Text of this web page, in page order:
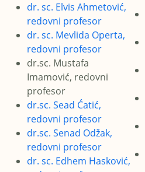
dr. sc. Elvis Ahmetović,
redovni profesor
dr. sc. Mevlida Operta,
redovni profesor
dr.sc. Mustafa
Imamović, redovni
profesor
dr.sc. Sead Ćatić,
redovni profesor
dr.sc. Senad Odžak,
redovni profesor
dr. sc. Edhem Hasković,